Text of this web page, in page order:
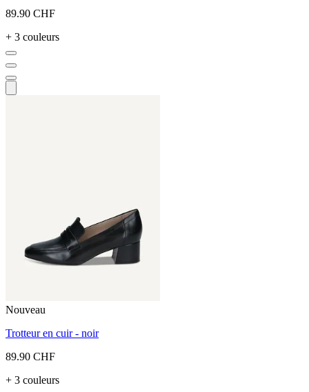
89.90 CHF
+ 3 couleurs
Nouveau
Trotteur en cuir - noir
89.90 CHF
+ 3 couleurs